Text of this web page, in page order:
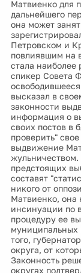
Матвиенко для
дальнейшего
она может
Петровском и
повлиявшим на
стала
спикер Совета
высказал в
законности
информация о
своих постов в
проверить"
выдвижение
жульничеством.
предстоящих
составят
никого от
Матвиенко, она
инсинуации по
процедуру ее
муниципальных
того,
округа, от
Законность
округах